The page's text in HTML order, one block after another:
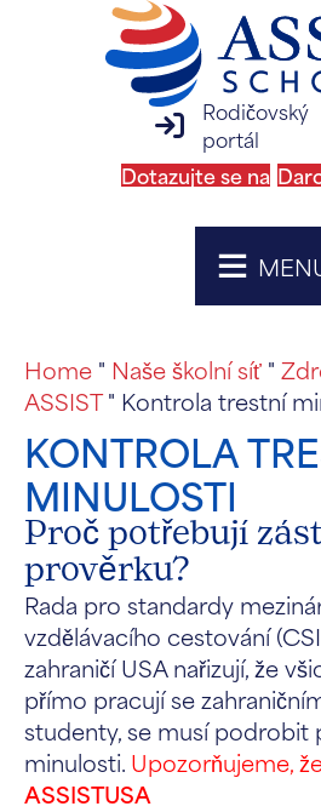
přihlášení na
Rodičovský
portál
Dotazujte se na
Home " Naše školní síť "
ASSIST" Kontrola trestní
KONTROLA
MINULOSTI
Proč potřebují
prověrku?
Rada pro standardy
vzdělávacího cestování
zahraničí USA nařizují, že
přímo pracují se
studenty, se musí podrobit
minulosti. Upozorňujeme,
ASSISTUSA